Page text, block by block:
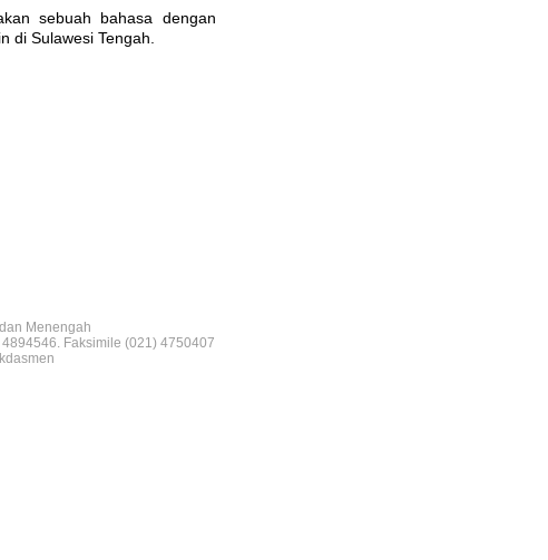
sebuah bahasa dengan
di Sulawesi Tengah.
Menengah
Faksimile (021) 4750407